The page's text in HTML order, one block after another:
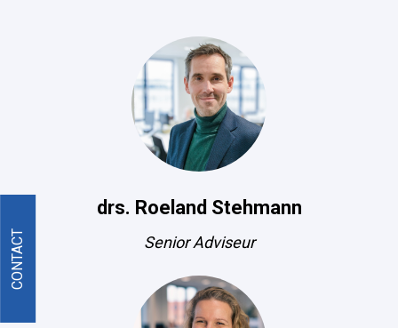
CONTACT
drs. Roeland Stehmann
Senior Adviseur